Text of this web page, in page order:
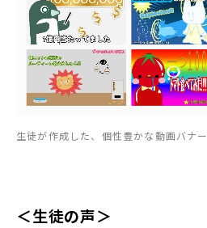
生徒が作成した、個性豊かな動画バナー
＜生徒の声＞